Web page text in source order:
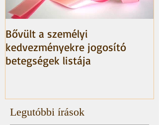
Bővült a személyi
kedvezményekre jogosító
betegségek listája
Legutóbbi írások